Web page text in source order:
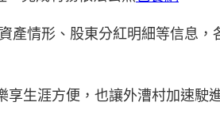
產情形、股東分紅明細等信息
生涯方便，也讓外漕村加速駛